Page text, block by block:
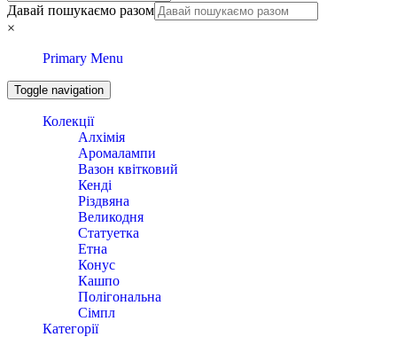
Давай пошукаємо разом
×
Primary Menu
Toggle navigation
Колекції
Алхімія
Аромалампи
Вазон квітковий
Кенді
Різдвяна
Великодня
Статуетка
Етна
Конус
Кашпо
Полігональна
Сімпл
Категорії